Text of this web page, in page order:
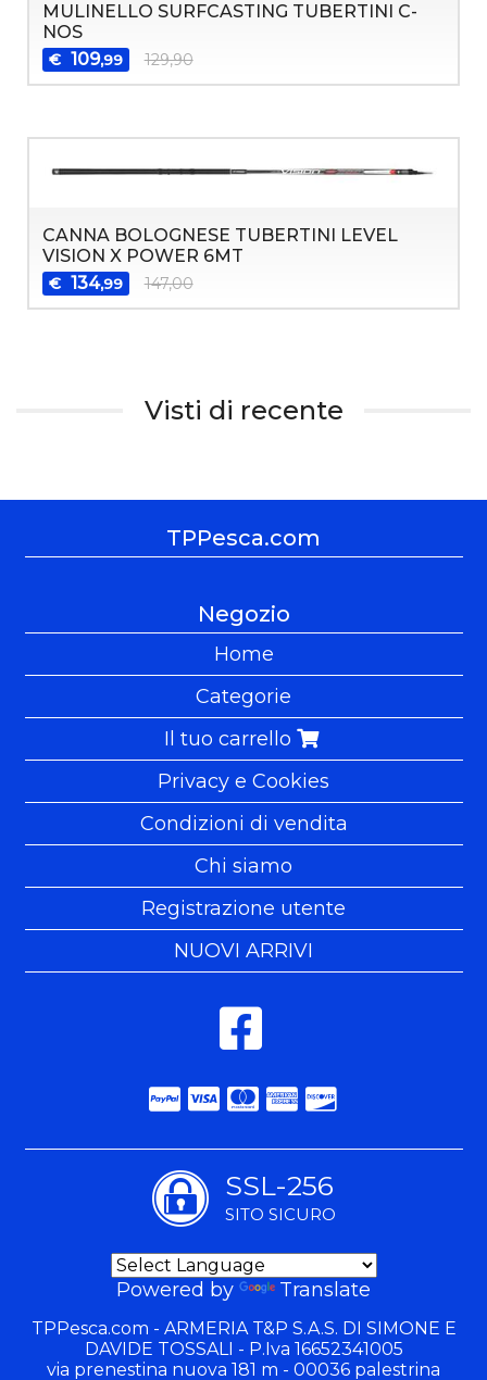
MULINELLO SURFCASTING TUBERTINI C-
NOS
€ 109,99 129,90
CANNA BOLOGNESE TUBERTINI LEVEL
VISION X POWER 6MT
€ 134,99 147,00
Visti di recente
TPPesca.com
Negozio
Home
Categorie
Il tuo carrello
Privacy e Cookies
Condizioni di vendita
Chi siamo
Registrazione utente
NUOVI ARRIVI
SSL-256
SITO SICURO
Powered by Translate
TPPesca.com - ARMERIA T&P S.A.S. DI SIMONE E
DAVIDE TOSSALI - P.Iva 16652341005
via prenestina nuova 181 m - 00036 palestrina